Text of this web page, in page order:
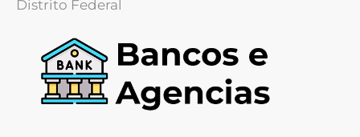
Distrito Federal